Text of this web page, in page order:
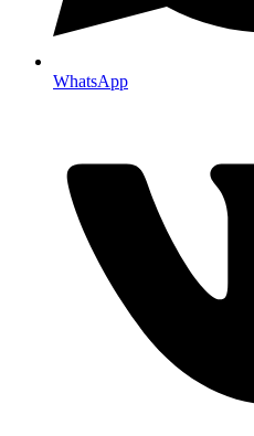
WhatsApp